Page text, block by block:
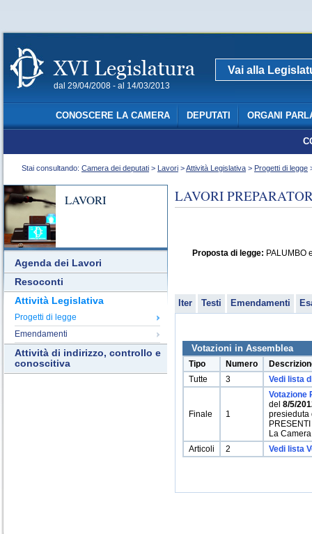
dal 29/04/2008 - al 14/03/2013
Vai alla
CONOSCERE LA CAMERA DEPUTATI ORGANI
Stai consultando: Camera dei deputati > Lavori >Attività Legislativa > Progetti di legge
LAVORI
Agenda dei Lavori
Resoconti
Attività Legislativa
Progetti di legge
Emendamenti
Attività di indirizzo, controllo e
conoscitiva
LAVORI
Proposta di legge: PALUMBO
Iter Testi Emendamenti
Votazioni in Assemblea
Tipo Numero
Tutte
3 Vedi lista
Finale 1
Votazione
del 8/5/
La
Articoli
2 Vedi lista